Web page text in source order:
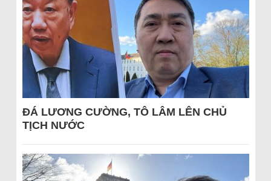
ĐÁ LƯƠNG CƯỜNG, TÔ LÂM LÊN CHỦ
TỊCH NƯỚC